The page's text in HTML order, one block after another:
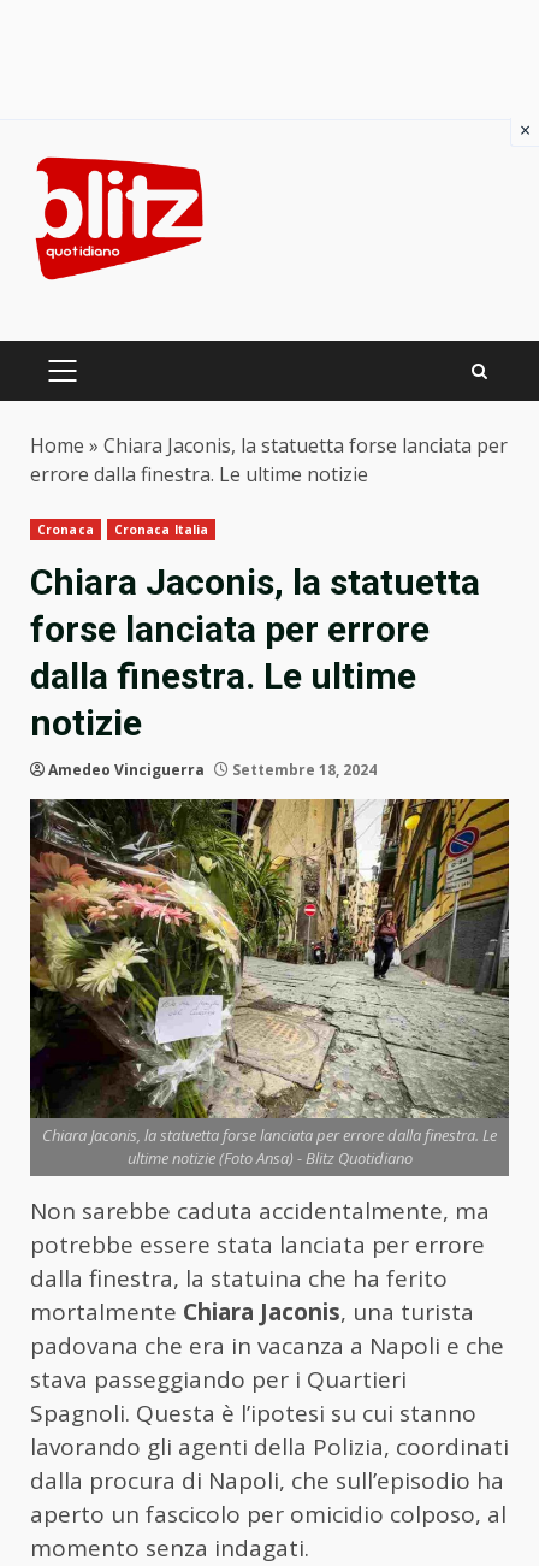
content
PRIMARY
Home » Chiara Jaconis, la statuetta forse lanciata per
errore dalla finestra. Le ultime notizie
Cronaca Cronaca Italia
Chiara Jaconis, la statuetta
forse lanciata per errore
dalla finestra. Le ultime
notizie
Amedeo Vinciguerra Settembre 18, 2024
Chiara Jaconis, la statuetta forse lanciata per errore dalla finestra. Le
ultime notizie (Foto Ansa) - Blitz Quotidiano
Non sarebbe caduta accidentalmente, ma
potrebbe essere stata lanciata per errore
dalla finestra, la statuina che ha ferito
mortalmente Chiara Jaconis, una turista
padovana che era in vacanza a Napoli e che
stava passeggiando per i Quartieri
Spagnoli. Questa è l’ipotesi su cui stanno
lavorando gli agenti della Polizia, coordinati
dalla procura di Napoli, che sull’episodio ha
aperto un fascicolo per omicidio colposo, al
momento senza indagati.
×